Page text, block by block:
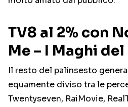
TV8 al 2% con
Me – I Maghi
Il resto del palinsesto
equamente diviso tra le
Twentyseven, RaiMovie,